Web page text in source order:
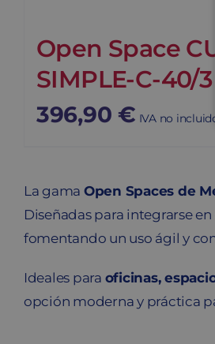
Open Space
SIMPLE-C-40/3
396,90 € IVA no
La gama Open Spaces de
Diseñadas para integrarse en
fomentando un uso ágil y
Ideales para oficinas,
opción moderna y práctica